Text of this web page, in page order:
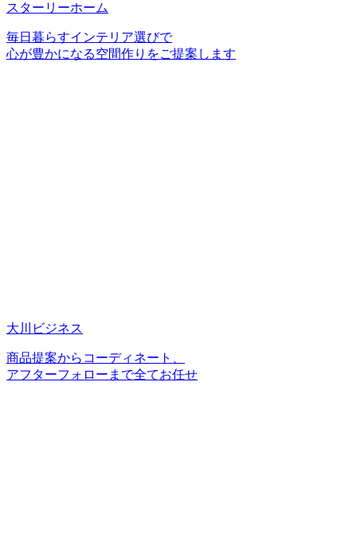
スターリーホーム
毎日暮らすインテリア選びで
心が豊かになる空間作りをご提案します
大川ビジネス
商品提案からコーディネート、
アフターフォローまで全てお任せ